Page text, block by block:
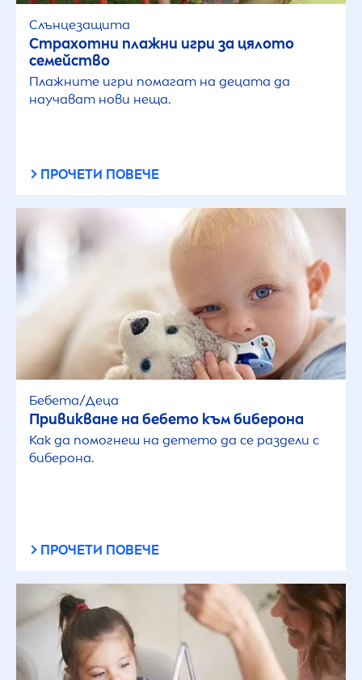
Слънцезащита
Страхотни плажни игри за цялото
семейство
Плажните игри помагат на децата да
научават нови неща.
ПРОЧЕТИ ПОВЕЧЕ
Бебета/Деца
Привикване на бебето към биберона
Как да помогнеш на детето да се раздели с
биберона.
ПРОЧЕТИ ПОВЕЧЕ